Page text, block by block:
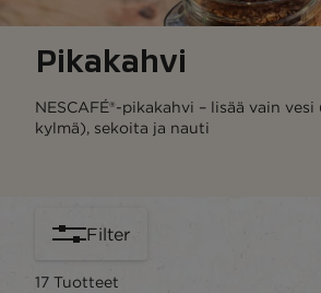
Pikakahvi
NESCAFÉ®-pikakahvi – lisää vain
kylmä), sekoita ja nauti
Filter
17 Tuotteet